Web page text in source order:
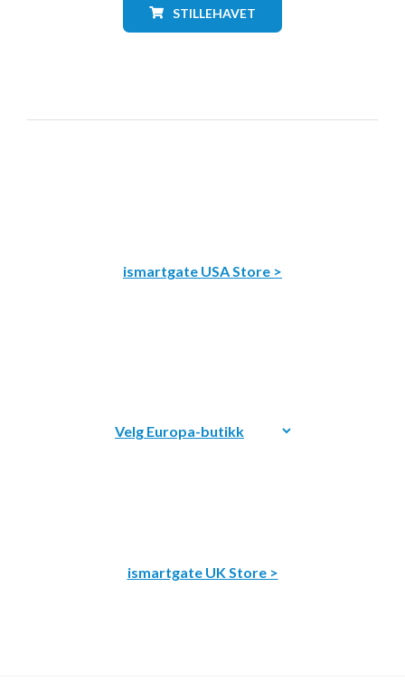
STILLEHAVET
ismartgate USA Store >
ismartgate UK Store >